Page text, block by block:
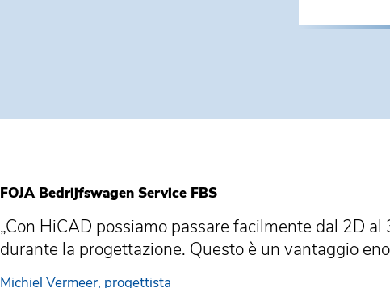
FOJA Bedrijfswagen Service FBS
„Con HiCAD possiamo passare facilmente dal 2D al
durante la progettazione. Questo è un vantaggio
Michiel Vermeer, progettista